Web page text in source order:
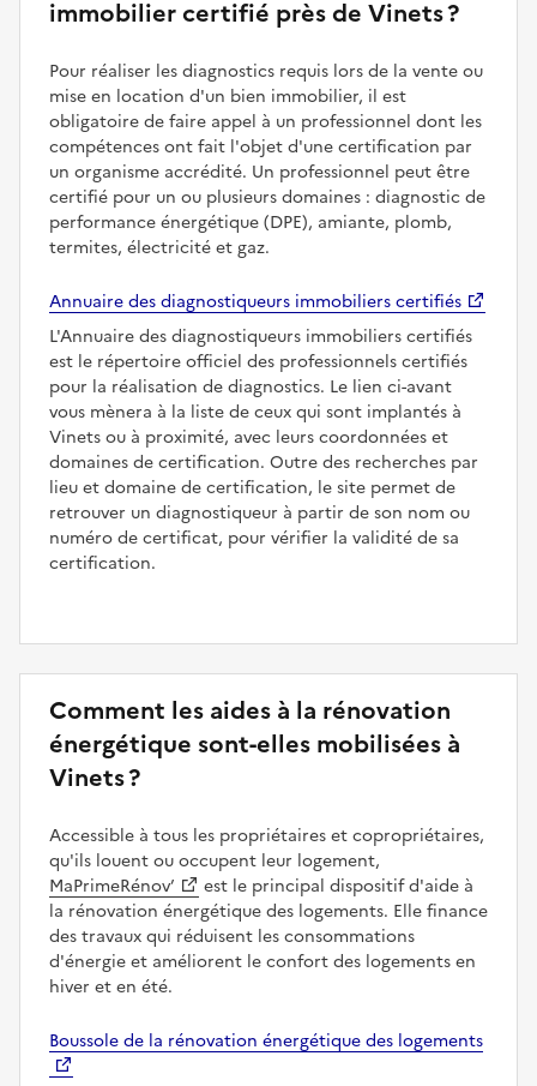
immobilier certifié près de Vinets ?
Pour réaliser les diagnostics requis lors de la vente ou
mise en location d'un bien immobilier, il est
obligatoire de faire appel à un professionnel dont les
compétences ont fait l'objet d'une certification par
un organisme accrédité. Un professionnel peut être
certifié pour un ou plusieurs domaines : diagnostic de
performance énergétique (DPE), amiante, plomb,
termites, électricité et gaz.
Annuaire des diagnostiqueurs immobiliers certifiés
L'Annuaire des diagnostiqueurs immobiliers certifiés
est le répertoire officiel des professionnels certifiés
pour la réalisation de diagnostics. Le lien ci-avant
vous mènera à la liste de ceux qui sont implantés à
Vinets ou à proximité, avec leurs coordonnées et
domaines de certification. Outre des recherches par
lieu et domaine de certification, le site permet de
retrouver un diagnostiqueur à partir de son nom ou
numéro de certificat, pour vérifier la validité de sa
certification.
Comment les aides à la rénovation
énergétique sont-elles mobilisées à
Vinets ?
Accessible à tous les propriétaires et copropriétaires,
qu'ils louent ou occupent leur logement,
MaPrimeRénov’
est le principal dispositif d'aide à
la rénovation énergétique des logements. Elle finance
des travaux qui réduisent les consommations
d'énergie et améliorent le confort des logements en
hiver et en été.
Boussole de la rénovation énergétique des logements